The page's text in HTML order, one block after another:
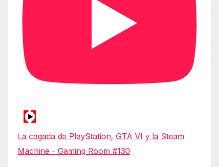
La cagada de PlayStation, GTA VI y la Steam
Machine - Gaming Room #130